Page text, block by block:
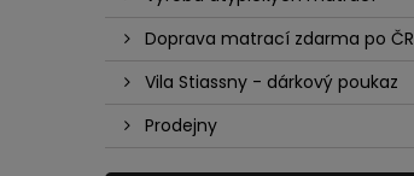
Doprava matrací zdarma po ČR
Vila Stiassny - dárkový poukaz
Prodejny